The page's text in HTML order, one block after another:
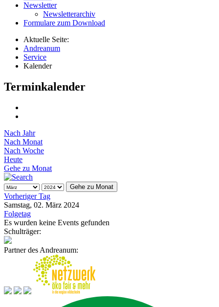
Newsletter
Newsletterarchiv
Formulare zum Download
Aktuelle Seite:
Andreanum
Service
Kalender
Terminkalender
Nach Jahr
Nach Monat
Nach Woche
Heute
Gehe zu Monat
Gehe zu Monat
Vorheriger Tag
Samstag, 02. März 2024
Folgetag
Es wurden keine Events gefunden
Schulträger:
Partner des Andreanum: